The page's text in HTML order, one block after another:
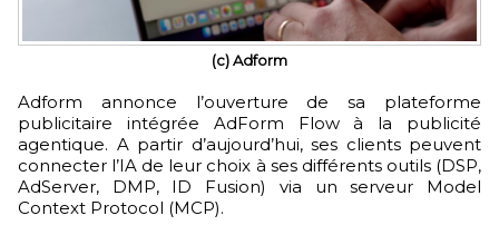
(c) Adform
Adform annonce l’ouverture de sa plateforme
publicitaire intégrée AdForm Flow à la publicité
agentique. A partir d’aujourd’hui, ses clients peuvent
connecter l’IA de leur choix à ses différents outils (DSP,
AdServer, DMP, ID Fusion) via un serveur Model
Context Protocol (MCP).